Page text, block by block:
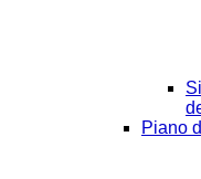
Piano